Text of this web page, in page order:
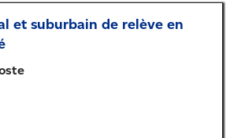
et suburbain de relève en